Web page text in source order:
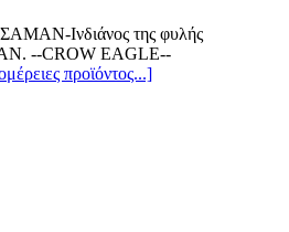
Ινδιάνος της φυλής
--CROW EAGLE--
προϊόντος...]